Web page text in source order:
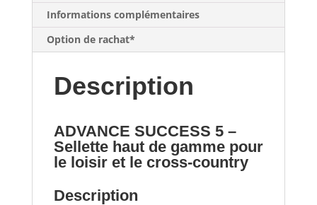
Informations complémentaires
Option de rachat*
Description
ADVANCE SUCCESS 5 –
Sellette haut de gamme pour
le loisir et le cross-country
Description